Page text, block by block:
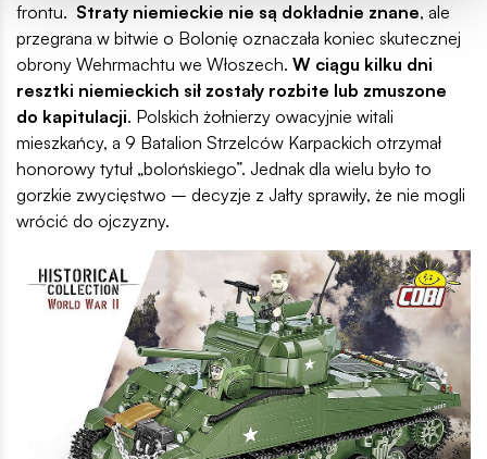
frontu. Straty niemieckie nie są dokładnie znane, ale
przegrana w bitwie o Bolonię oznaczała koniec skutecznej
obrony Wehrmachtu we Włoszech. W ciągu kilku dni
resztki niemieckich sił zostały rozbite lub zmuszone
do kapitulacji. Polskich żołnierzy owacyjnie witali
mieszkańcy, a 9 Batalion Strzelców Karpackich otrzymał
honorowy tytuł „bolońskiego”. Jednak dla wielu było to
gorzkie zwycięstwo – decyzje z Jałty sprawiły, że nie mogli
wrócić do ojczyzny.